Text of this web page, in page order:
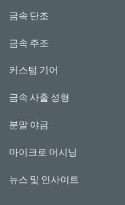
금속 단조
금속 주조
커스텀 기어
금속 사출 성형
분말 야금
마이크로 머시닝
뉴스 및 인사이트